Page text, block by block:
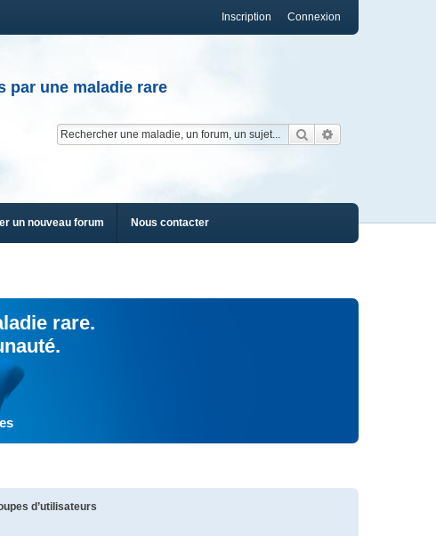
Connexion
Inscription
par une maladie rare
Rechercher
un nouveau forum Nous contacter
rare.
d’utilisateurs